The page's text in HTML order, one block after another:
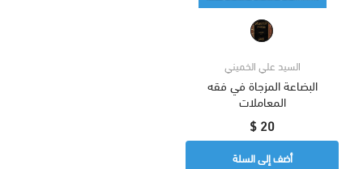
السيد علي الخميني
البضاعة المزجاة في فقه
المعاملات
20 $
أضف إلى السلة